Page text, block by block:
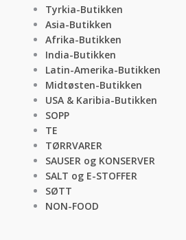
Tyrkia-Butikken
Asia-Butikken
Afrika-Butikken
India-Butikken
Latin-Amerika-Butikken
Midtøsten-Butikken
USA & Karibia-Butikken
SOPP
TE
TØRRVARER
SAUSER og KONSERVER
SALT og E-STOFFER
SØTT
NON-FOOD